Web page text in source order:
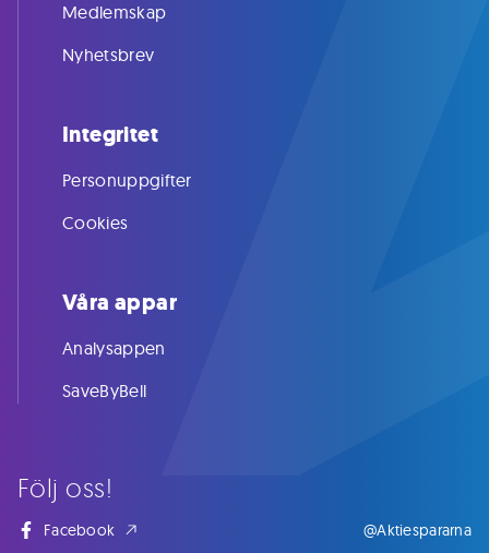
Följ oss!
Facebook @Aktiespararna
Medlemskap
Nyhetsbrev
Integritet
Personuppgifter
Cookies
Våra appar
Analysappen
SaveByBell